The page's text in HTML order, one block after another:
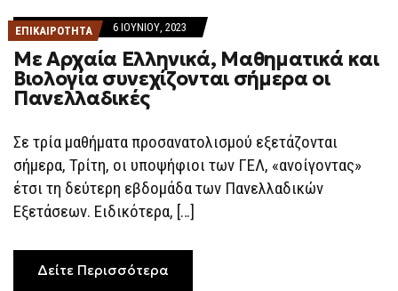
ΕΠΙΚΑΙΡΟΤΗΤΑ 6 ΙΟΥΝΊΟΥ, 2023
Με Αρχαία Ελληνικά, Μαθηματικά και
Βιολογία συνεχίζονται σήμερα οι
Πανελλαδικές
Σε τρία μαθήματα προσανατολισμού εξετάζονται
σήμερα, Τρίτη, οι υποψήφιοι των ΓΕΛ, «ανοίγοντας»
έτσι τη δεύτερη εβδομάδα των Πανελλαδικών
Εξετάσεων. Ειδικότερα, […]
Δείτε Περισσότερα